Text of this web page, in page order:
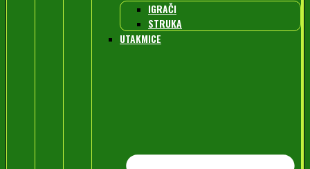
IGRAČI
STRUKA
UTAKMICE